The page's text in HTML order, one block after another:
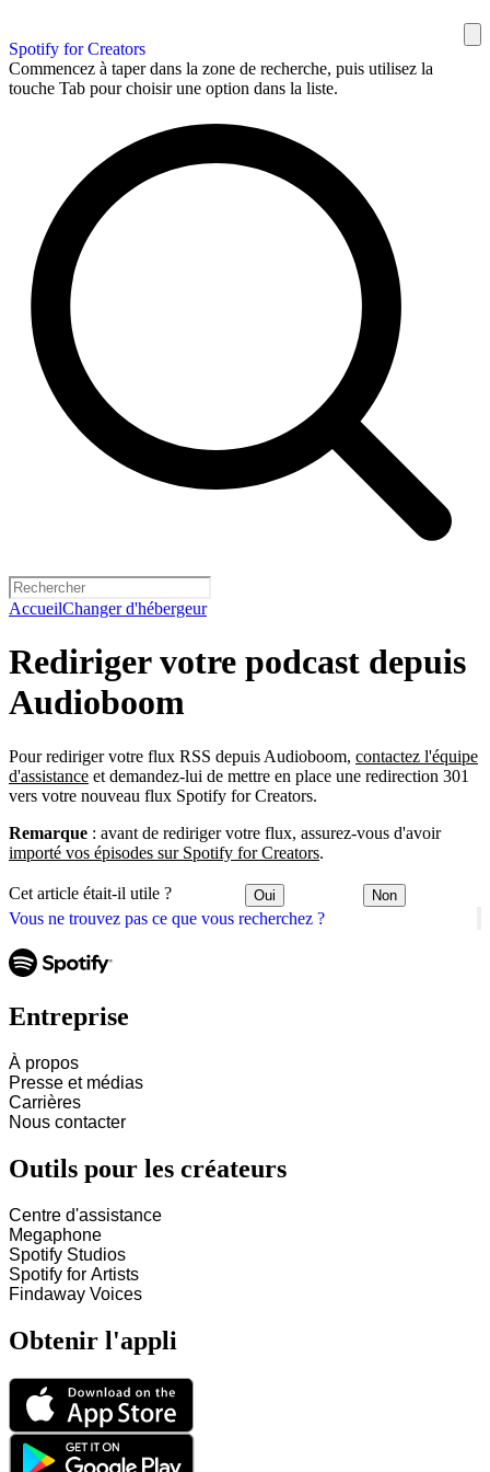
Spotify for Creators
Commencez à taper dans la zone de recherche, puis utilisez la
touche Tab pour choisir une option dans la liste.
AccueilChanger d'hébergeur
Vous ne trouvez pas ce que vous recherchez ?
Rediriger votre podcast depuis
Audioboom
Pour rediriger votre flux RSS depuis Audioboom, contactez l'équipe
d'assistance et demandez-lui de mettre en place une redirection 301
vers votre nouveau flux Spotify for Creators.
Remarque : avant de rediriger votre flux, assurez-vous d'avoir
importé vos épisodes sur Spotify for Creators.
Cet article était-il utile ? Oui Non
Entreprise
À propos
Presse et médias
Carrières
Nous contacter
Outils pour les créateurs
Centre d'assistance
Megaphone
Spotify Studios
Spotify for Artists
Findaway Voices
Obtenir l'appli